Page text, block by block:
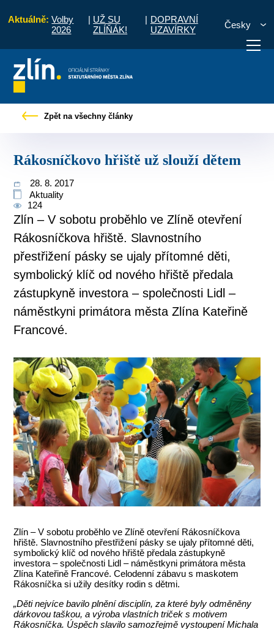
Aktuálně: Volby
2026
| UŽ SU
ZLÍŇÁK!
| DOPRAVNÍ
UZAVÍRKY
Česky
vyřídit Potřebuji zaplatit
Zpět na všechny články
Rákosníčkovo hřiště už slouží dětem
28. 8. 2017
Aktuality
124
Zlín – V sobotu proběhlo ve Zlíně otevření
Rákosníčkova hřiště. Slavnostního
přestřižení pásky se ujaly přítomné děti,
symbolický klíč od nového hřiště předala
zástupkyně investora – společnosti Lidl –
náměstkyni primátora města Zlína Kateřině
Francové.
Zlín – V sobotu proběhlo ve Zlíně otevření Rákosníčkova
hřiště. Slavnostního přestřižení pásky se ujaly přítomné děti,
symbolický klíč od nového hřiště předala zástupkyně
investora – společnosti Lidl – náměstkyni primátora města
Zlína Kateřině Francové. Celodenní zábavu s maskotem
Rákosníčka si užily desítky rodin s dětmi.
„Děti nejvíce bavilo plnění disciplín, za které byly odměněny
dárkovou taškou, a výroba vlastních triček s motivem
Rákosníčka. Úspěch slavilo samozřejmě vystoupení Michala